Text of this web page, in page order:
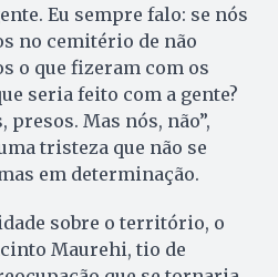
Eu sempre falo: se nós
no cemitério de não
o que fizeram com os
seria feito com a gente?
Mas nós, não”,
tristeza que não se
em determinação.
sobre o território, o
Maurehi, tio de